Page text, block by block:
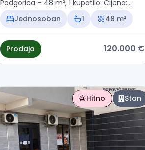
Podgorica – 48 m², 1 kupatilo. Cijena:
120.000 €
Jednosoban 1 48 m²
Prodaja 120.000 €
Hitno Stan